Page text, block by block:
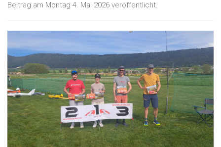
Beitrag am Montag 4. Mai 2026 veröffentlicht.